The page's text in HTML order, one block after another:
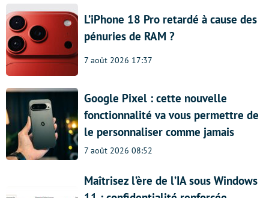
L’iPhone 18 Pro retardé à cause des
pénuries de RAM ?
7 août 2026 17:37
Google Pixel : cette nouvelle
fonctionnalité va vous permettre de
le personnaliser comme jamais
7 août 2026 08:52
Maîtrisez l’ère de l’IA sous Windows